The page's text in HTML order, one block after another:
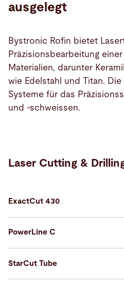
ausgelegt
Bystronic Rofin bietet
Präzisionsbearbeitung
Materialien, darunter
wie Edelstahl und Titan.
Systeme für das
und -schweissen.
Laser Cutting &
ExactCut 430
PowerLine C
StarCut Tube